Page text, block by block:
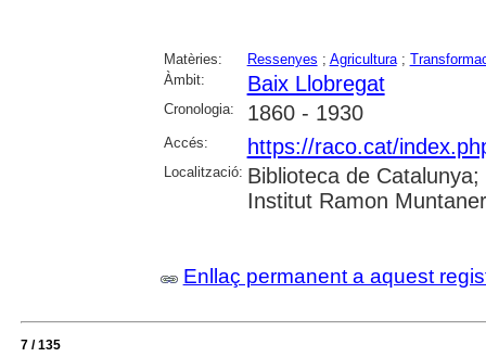
Matèries: Ressenyes ; Agricultura;
Àmbit:
Baix Llobregat
Cronologia: 1860 - 1930
Accés: https://raco.cat/
Localització: Biblioteca de
Institut Ramon
Enllaç permanent a aquest
7 / 135